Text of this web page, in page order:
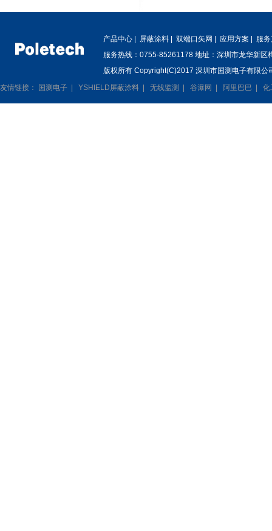
产品中心 屏蔽涂料 双端口矢网 应用方案
服
服务热线：0755-85261178 地址：深圳市龙华新区
版权所有 Copyright(C)2017 深圳市国测电子有限公
友情链接：
国测电子 YSHIELD屏蔽涂料 无线监测 谷瀑网 阿里巴巴 化